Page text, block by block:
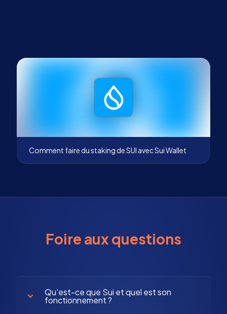
Comment faire du staking de SUI avec Sui Wallet
Foire aux questions
Qu'est-ce que Sui et quel est son
fonctionnement ?